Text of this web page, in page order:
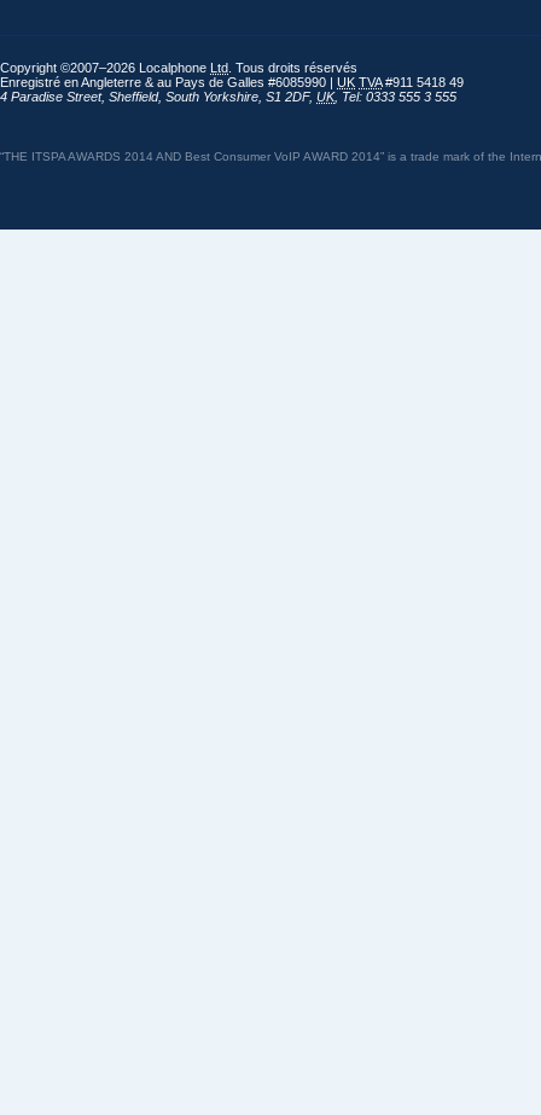
Copyright ©2007–2026 Localphone Ltd . Tous droits réservés
Enregistré en Angleterre & au Pays de Galles #6085990 | UK TVA#911 5418 49
4 Paradise Street, Sheffield, South Yorkshire S1 2DF, UK, Tel: 0333 555 3 555
“THE ITSPA AWARDS 2014 AND Best Consumer VoIP AWARD 2014” is a trade mark of the